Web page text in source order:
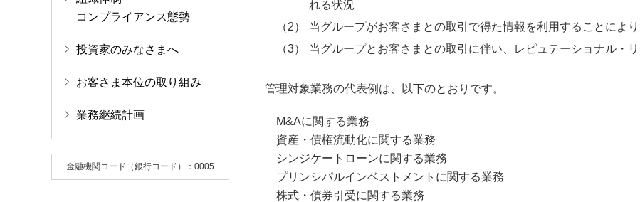
コンプライアンス態勢
投資家のみなさまへ
お客さま本位の取り組み
業務継続計画
金融機関コード（銀行コード）：0005
れる状況
当グループがお客さまとの取引で得た情報を利用することによ
当グループとお客さまとの取引に伴い、レピュテーショナル・
管理対象業務の代表例は、以下のとおりです。
M&Aに関する業務
資産・債権流動化に関する業務
シンジケートローンに関する業務
プリンシパルインベストメントに関する業務
株式・債券引受に関する業務